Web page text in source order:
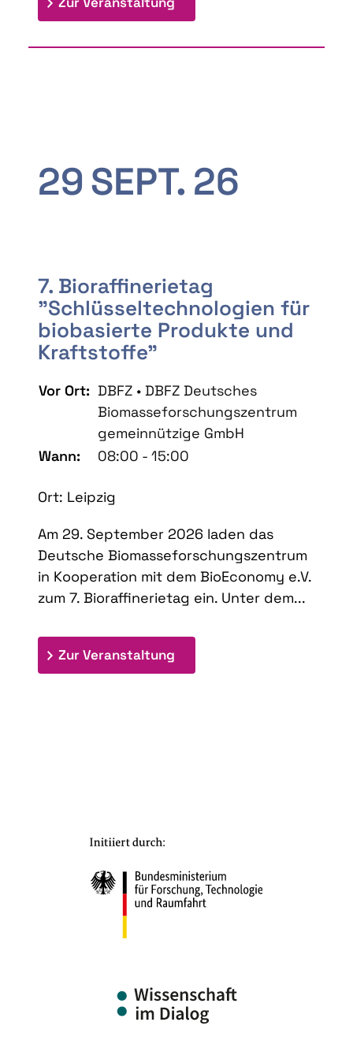
29SEPT. 26
7. Bioraffinerietag
"Schlüsseltechnologien für
biobasierte Produkte und
Kraftstoffe"
Vor Ort: DBFZ • DBFZ Deutsches
Biomasseforschungszentrum
gemeinnützige GmbH
Wann:
08:00 - 15:00
Ort: Leipzig
Am 29. September 2026 laden das
Deutsche Biomasseforschungszentrum
in Kooperation mit dem BioEconomy e.V.
zum 7. Bioraffinerietag ein. Unter dem...
Zur Veranstaltung